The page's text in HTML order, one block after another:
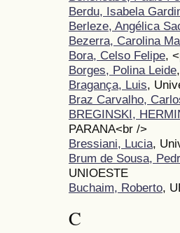
Berdu, Isabela
Berleze, Angélica
Bezerra, Carolina
Bora, Celso Felipe,
Borges, Polina Leide
Bragança, Luis,
Braz Carvalho,
BREGINSKI,
PARANA<br />
Bressiani, Lucia,
Brum de Sousa,
UNIOESTE
Buchaim, Roberto,
C